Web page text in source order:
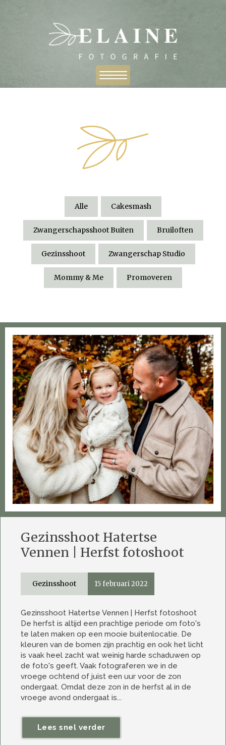
Alle Cakesmash
Zwangerschapsshoot Buiten Bruiloften
Gezinsshoot Zwangerschap Studio
Mommy & Me Promoveren
Gezinsshoot Hatertse
Vennen | Herfst fotoshoot
15 februari 2022
Gezinsshoot
Gezinsshoot Hatertse Vennen | Herfst fotoshoot
De herfst is altijd een prachtige periode om foto's
te laten maken op een mooie buitenlocatie. De
kleuren van de bomen zijn prachtig en ook het licht
is vaak heel zacht wat weinig harde schaduwen op
de foto's geeft. Vaak fotograferen we in de
vroege ochtend of juist een uur voor de zon
ondergaat. Omdat deze zon in de herfst al in de
vroege avond ondergaat is...
Lees snel verder